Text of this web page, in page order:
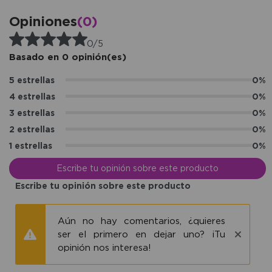
Opiniones(0)
0/5
Basado en 0 opinión(es)
5 estrellas
0%
4 estrellas
0%
3 estrellas
0%
2 estrellas
0%
1 estrellas
0%
Escribe tu opinión sobre este producto
Escribe tu opinión sobre este producto
Aún no hay comentarios, ¿quieres
ser el primero en dejar uno? ¡Tu
opinión nos interesa!